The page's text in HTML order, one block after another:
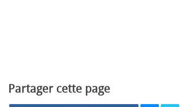
Partager cette page